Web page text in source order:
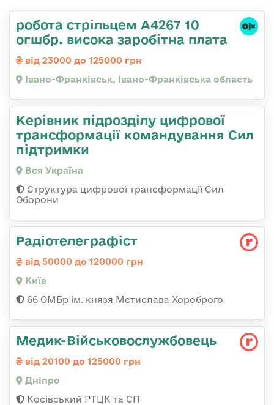
робота стрільцем А4267 10
огшбр. висока заробітна плата
від 23000 до 125000 грн
Івано-Франківськ, Івано-Франківська область
Керівник підрозділу цифрової
трансформації командування Сил
підтримки
Вся Україна
Структура цифрової трансформації Сил
Оборони
Радіотелеграфіст
від 50000 до 120000 грн
Київ
66 ОМБр ім. князя Мстислава Хороброго
Медик-Військовослужбовець
від 20100 до 125000 грн
Дніпро
Косівський РТЦК та СП